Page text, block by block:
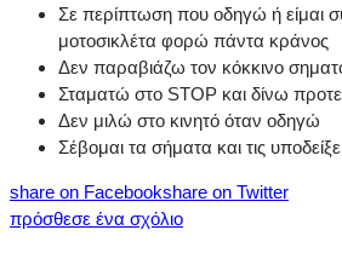
Σε περίπτωση που οδηγώ ή είμαι
μοτοσικλέτα φορώ πάντα κράνος
Δεν παραβιάζω τον κόκκινο
Σταματώ στο STOP και δίνω
Δεν μιλώ στο κινητό όταν οδηγώ
Σέβομαι τα σήματα και τις
share on Facebookshare on Twitter
πρόσθεσε ένα σχόλιο